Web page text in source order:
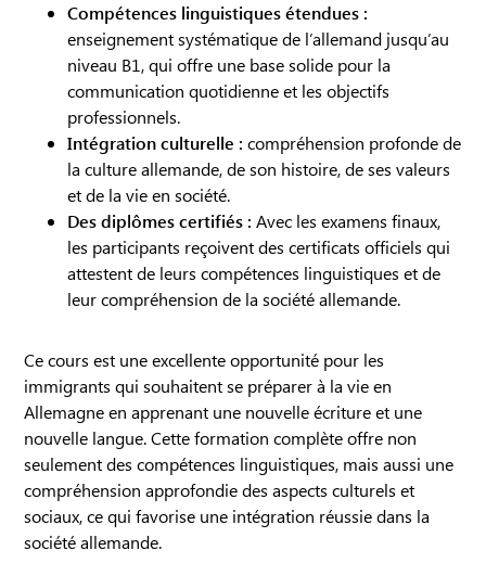
Compétences linguistiques étendues :
enseignement systématique de l’allemand jusqu’au
niveau B1, qui offre une base solide pour la
communication quotidienne et les objectifs
professionnels.
Intégration culturelle : compréhension profonde de
la culture allemande, de son histoire, de ses valeurs
et de la vie en société.
Des diplômes certifiés : Avec les examens finaux,
les participants reçoivent des certificats officiels qui
attestent de leurs compétences linguistiques et de
leur compréhension de la société allemande.
Ce cours est une excellente opportunité pour les
immigrants qui souhaitent se préparer à la vie en
Allemagne en apprenant une nouvelle écriture et une
nouvelle langue. Cette formation complète offre non
seulement des compétences linguistiques, mais aussi une
compréhension approfondie des aspects culturels et
sociaux, ce qui favorise une intégration réussie dans la
société allemande.